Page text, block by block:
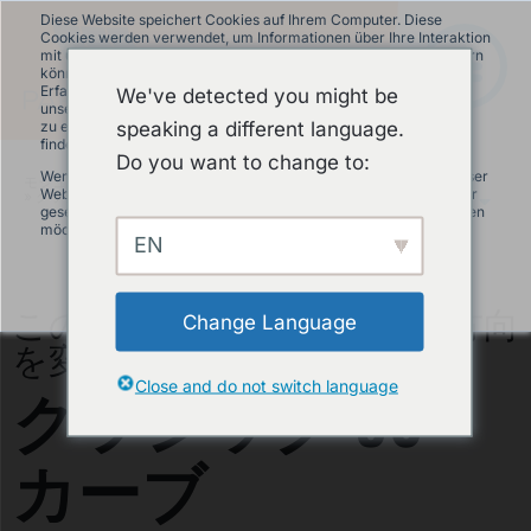
Diese Website speichert Cookies auf Ihrem Computer. Diese
Cookies werden verwendet, um Informationen über Ihre Interaktion
mit unserer Website zu erfassen und damit wir uns an Sie erinnern
können. Wir nutzen diese Informationen, um Ihre Website-
Erfahrung zu optimieren und um Analysen und Kennzahlen über
unsere Besucher auf dieser Website und anderen Medien-Seiten
zu erstellen. Mehr Infos über die von uns eingesetzten Cookies
finden Sie in unserer Datenschutzrichtlinie.
Wenn Sie ablehnen, werden Ihre Informationen beim Besuch dieser
Website nicht erfasst. Ein einzelnes Cookie wird in Ihrem Browser
gesetzt, um daran zu erinnern, dass Sie nicht nachverfolgt werden
möchten.
モジュラーパンプトラック
クラシック 90° カーブ
このカーブを利用して賢く方向
を変えましょう
クラシック 90°
カーブ
We've detected you might be
speaking a different language.
Do you want to change to:
EN
Change Language
Close and do not switch language